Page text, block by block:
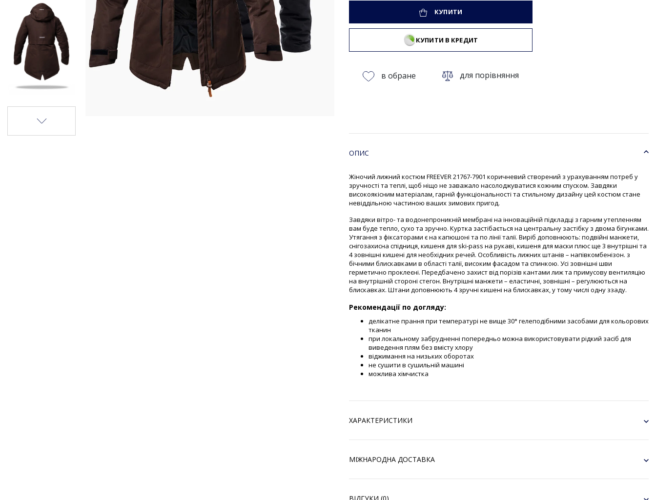
КУПИТИ
КУПИТИ В КРЕДИТ
в обране для порівняння
ОПИС
Жіночий лижний костюм FREEVER 21767-7901 коричневий створений з урахуванням потреб у
зручності та теплі, щоб ніщо не заважало насолоджуватися кожним спуском. Завдяки
високоякісним матеріалам, гарній функціональності та стильному дизайну цей костюм стане
невіддільною частиною ваших зимових пригод.
Завдяки вітро- та водонепроникній мембрані на інноваційній підкладці з гарним утепленням
вам буде тепло, сухо та зручно. Куртка застібається на центральну застібку з двома бігунками.
Утягання з фіксаторами є на капюшоні та по лінії талії. Виріб доповнюють: подвійні манжети,
снігозахисна спідниця, кишеня для ski-pass на рукаві, кишеня для маски плюс ще 3 внутрішні та
4 зовнішні кишені для необхідних речей. Особливість лижних штанів – напівкомбенізон. з
бічними блискавками в області талії, високим фасадом та спинкою. Усі зовнішні шви
герметично проклеєні. Передбачено захист від порізів кантами лиж та примусову вентиляцію
на внутрішній стороні стегон. Внутрішні манжети – еластичні, зовнішні – регулюються на
блискавках. Штани доповнюють 4 зручні кишені на блискавках, у тому числі одну ззаду.
Рекомендації по догляду:
делікатне прання при температурі не вище 30° гелеподібними засобами для кольорових
тканин
при локальному забрудненні попередньо можна використовувати рідкий засіб для
виведення плям без вмісту хлору
віджимання на низьких оборотах
не сушити в сушильній машині
можлива хімчистка
ХАРАКТЕРИСТИКИ
МІЖНАРОДНА ДОСТАВКА